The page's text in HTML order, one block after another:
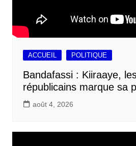
ACCUEIL POLITIQUE
Bandafassi : Kiiraaye,
républicains marque sa
août 4, 2026